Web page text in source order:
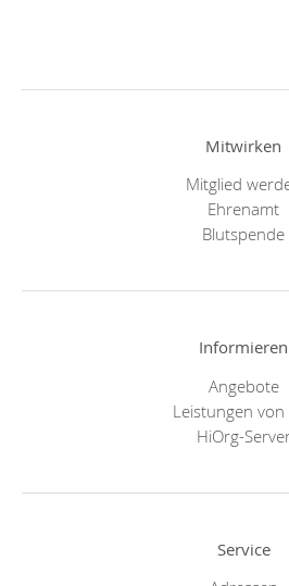
Mitwirken
Mitglied
Ehrenamt
Blutspende
Informieren
Angebote
Leistungen von
HiOrg-
Service